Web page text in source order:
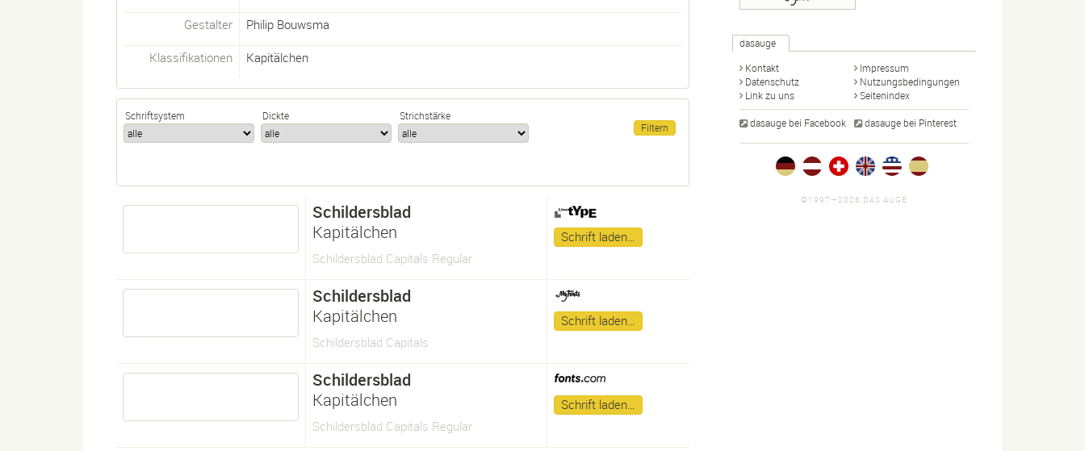
Gestalter Philip Bouwsma
Klassifikationen Kapitälchen
Schriftsystem Dickte Strichstärke
Schildersblad
Kapitälchen
Schildersblad Capitals Regular
Schrift laden…
Schildersblad
Kapitälchen
Schildersblad Capitals
Schrift laden…
Schildersblad
Kapitälchen
Schildersblad Capitals Regular
Schrift laden…
dasauge
Kontakt
Impressum
Datenschutz
Nutzungsbedingungen
Link zu uns
Seitenindex
dasauge bei Facebook dasauge bei Pinterest
©1997—2026 DAS AUGE